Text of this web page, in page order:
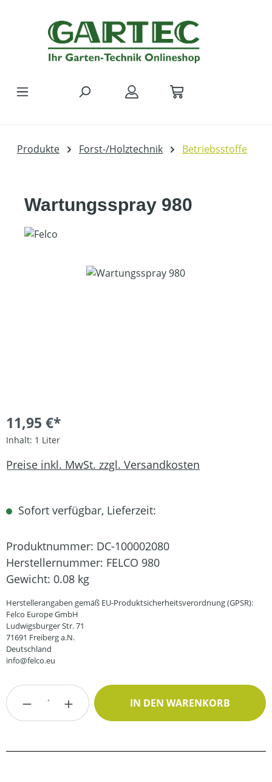
Produkte Forst-/Holztechnik Betriebsstoffe
Wartungsspray 980
Bildergalerie überspringen
11,95 €*
Inhalt: 1 Liter
Preise inkl. MwSt. zzgl. Versandkosten
Sofort verfügbar, Lieferzeit:
Produktnummer: DC-100002080
Herstellernummer: FELCO 980
Gewicht: 0.08 kg
Herstellerangaben gemäß EU-Produktsicherheitsverordnung (GPSR):
Felco Europe GmbH
Ludwigsburger Str. 71
71691 Freiberg a.N.
Deutschland
info@felco.eu
Produkt Anzahl: Gib den gewünschten
IN DEN WARENKORB